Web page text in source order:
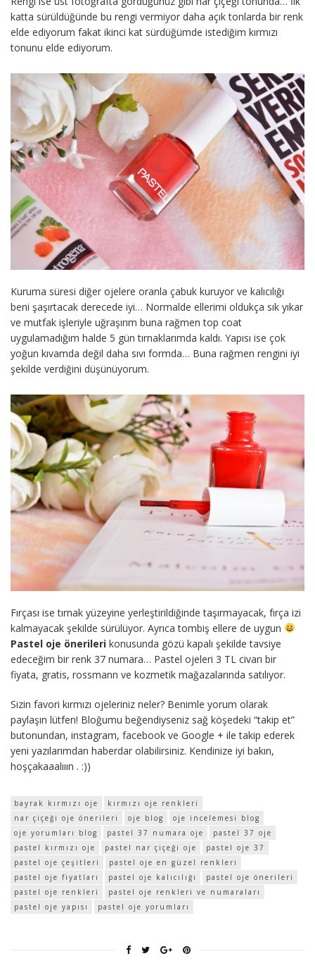
katta sürüldüğünde bu rengi vermiyor daha açık tonlarda bir renk
elde ediyorum fakat ikinci kat sürdüğümde istediğim kırmızı
tonunu elde ediyorum.
Kuruma süresi diğer ojelere oranla çabuk kuruyor ve kalıcılığı
beni şaşırtacak derecede iyi… Normalde ellerimi oldukça sık yıkar
ve mutfak işleriyle uğraşırım buna rağmen top coat
uygulamadığım halde 5 gün tırnaklarımda kaldı. Yapısı ise çok
yoğun kıvamda değil daha sıvı formda… Buna rağmen rengini iyi
şekilde verdiğini düşünüyorum.
Fırçası ise tırnak yüzeyine yerleştirildiğinde taşırmayacak, fırça izi
kalmayacak şekilde sürülüyor. Ayrıca tombiş ellere de uygun
Pastel oje önerileri konusunda gözü kapalı şekilde tavsiye
edeceğim bir renk 37 numara… Pastel ojeleri 3 TL civarı bir
fiyata, gratis, rossmann ve kozmetik mağazalarında satılıyor.
Sizin favori kırmızı ojeleriniz neler? Benimle yorum olarak
paylaşın lütfen! Bloğumu beğendiyseniz sağ köşedeki “takip et”
butonundan, instagram, facebook ve Google + ile takip ederek
yeni yazılarımdan haberdar olabilirsiniz. Kendinize iyi bakın,
hoşçakaaalııın . :))
bayrak kırmızı oje
kırmızı oje renkleri
nar çiçeği oje önerileri
oje blog
oje incelemesi blog
oje yorumları blog
pastel 37 numara oje
pastel 37 oje
pastel kırmızı oje
pastel nar çiçeği oje
pastel oje 37
pastel oje çeşitleri
pastel oje en güzel renkleri
pastel oje fiyatları
pastel oje kalıcılığı
pastel oje önerileri
pastel oje renkleri
pastel oje renkleri ve numaraları
pastel oje yapısı
pastel oje yorumları